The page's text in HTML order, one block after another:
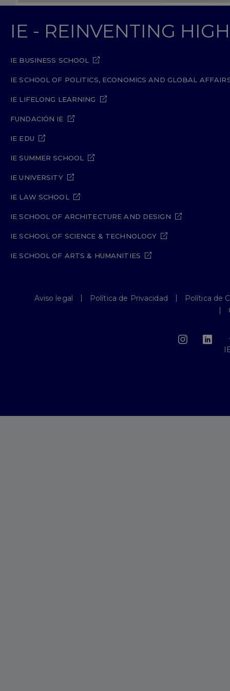
IE - REINVENTING
IE BUSINESS SCHOOL
IE SCHOOL OF POLITICS, ECONOMICS AND GLOBAL
IE LIFELONG LEARNING
FUNDACIÓN IE
IE EDU
IE SUMMER SCHOOL
IE UNIVERSITY
IE LAW SCHOOL
IE SCHOOL OF ARCHITECTURE AND DESIGN
IE SCHOOL OF SCIENCE & TECHNOLOGY
IE SCHOOL OF ARTS & HUMANITIES
Aviso legal Política de Privacidad
Política de